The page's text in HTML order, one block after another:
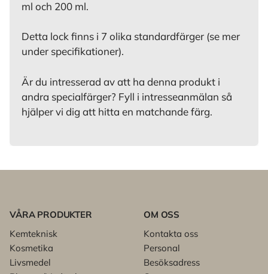
ml och 200 ml.
Detta lock finns i 7 olika standardfärger (se mer
under specifikationer).
Är du intresserad av att ha denna produkt i
andra specialfärger? Fyll i intresseanmälan så
hjälper vi dig att hitta en matchande färg.
VÅRA PRODUKTER
Kemteknisk
Kosmetika
Livsmedel
OM OSS
Kontakta oss
Personal
Besöksadress